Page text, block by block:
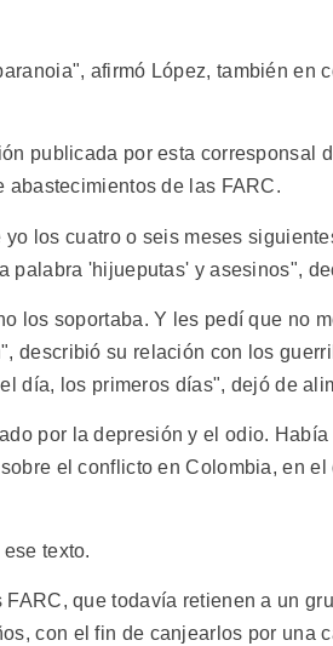
afirmó López, también en
publicada por esta corresponsal
abastecimientos de las FARC.
los cuatro o seis meses
palabra 'hijueputas' y asesinos",
los soportaba. Y les pedí que no
describió su relación con los
día, los primeros días", dejó de
por la depresión y el odio.
el conflicto en Colombia, en el
texto.
que todavía retienen a un
con el fin de canjearlos por una